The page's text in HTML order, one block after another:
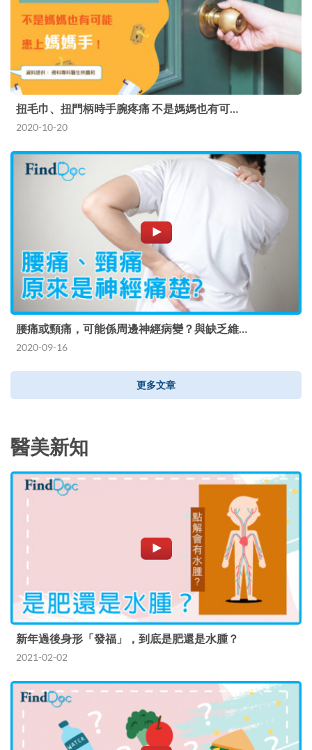
扭毛巾、扭門柄時手腕疼痛 不是媽媽也有可…
2020-10-20
腰痛或頸痛，可能係周邊神經病變？與缺乏維…
2020-09-16
更多文章
醫美新知
新年過後身形「發福」，到底是肥還是水腫？
2021-02-02